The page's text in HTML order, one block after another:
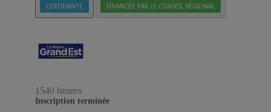
CERTIFIANTE FINANCÉE PAR LE CONSEIL RÉGIONAL
1540 heures
Inscription terminée